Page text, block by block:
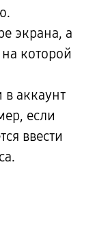
экрана, а
на которой
аккаунт
если
ввести